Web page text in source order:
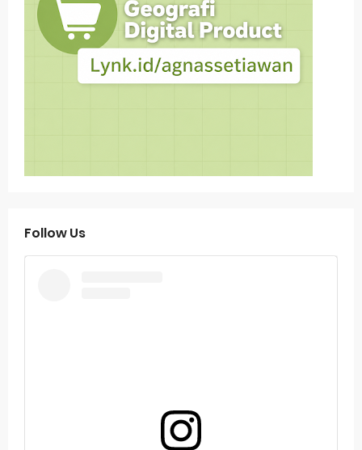
Follow Us